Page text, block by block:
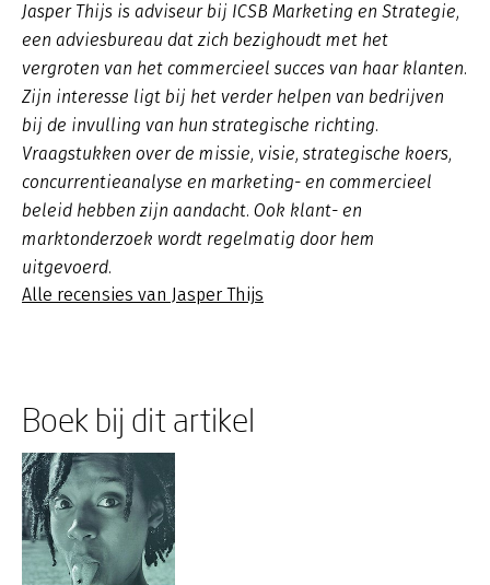
Jasper Thijs is adviseur bij ICSB Marketing en Strategie,
een adviesbureau dat zich bezighoudt met het
vergroten van het commercieel succes van haar klanten.
Zijn interesse ligt bij het verder helpen van bedrijven
bij de invulling van hun strategische richting.
Vraagstukken over de missie, visie, strategische koers,
concurrentieanalyse en marketing- en commercieel
beleid hebben zijn aandacht. Ook klant- en
marktonderzoek wordt regelmatig door hem
uitgevoerd.
Alle recensies van Jasper Thijs
Boek bij dit artikel